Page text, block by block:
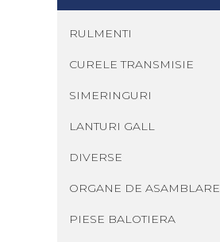
RULMENTI
CURELE TRANSMISIE
SIMERINGURI
LANTURI GALL
DIVERSE
ORGANE DE ASAMBLARE
PIESE BALOTIERA